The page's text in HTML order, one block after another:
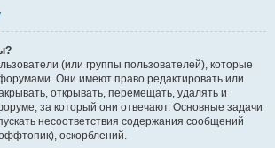
(или группы пользователей), которые
Они имеют право редактировать или
открывать, перемещать, удалять и
за который они отвечают. Основные задачи
несоответствия содержания сообщений
оскорблений.